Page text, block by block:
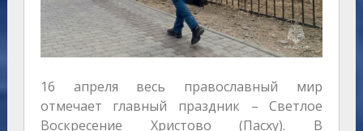
16 апреля весь православный мир
отмечает главный праздник – Светлое
Воскресение Христово (Пасху). В